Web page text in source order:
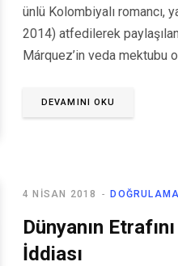
ünlü Kolombiyalı romancı,
2014) atfedilerek
Márquez’in veda mektubu
DEVAMINI OKU
4 NISAN 2018
Dünyanın
İddiası